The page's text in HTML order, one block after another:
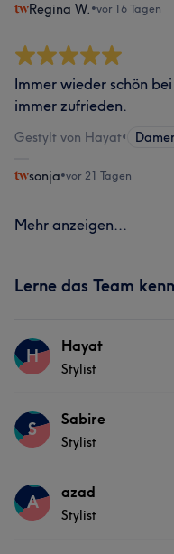
Regina W. •vor 16 Tagen
Immer wieder schön
immer zufrieden.
Gestylt von Hayat•
sonja•vor 21 Tagen
Mehr anzeigen...
Lerne das Team
H Hayat
Stylist
Services
S Sabire
Stylist
Services
A azad
Stylist